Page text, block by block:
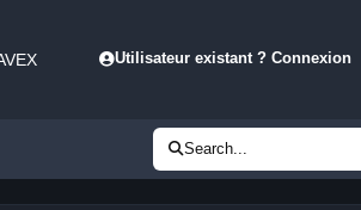
Utilisateur existant ? Connexion
Search...